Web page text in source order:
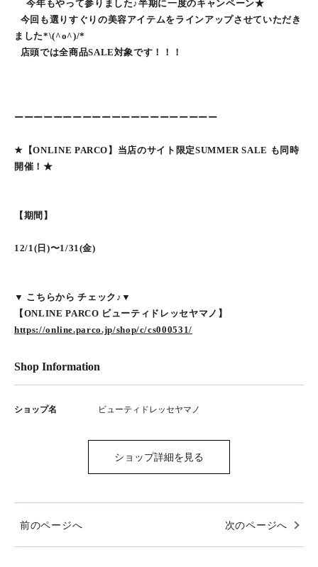
今年もやって参りました♪半期に一度のキャンペーン★
今回も選りすぐりの美容アイテムをラインアップさせていただき
ました*\(^o^)/*
店頭では全商品SALE対象です！！！
ーーーーーーーーーーーーーーーーーーーーー
★【ONLINE PARCO】当店のサイト限定SUMMER SALE も同時
開催！★
【期間】
12/1(日)〜1/31(金)
▼ こちらから チェック♪▼
【ONLINE PARCO ビューティドレッセヤマノ】
https://online.parco.jp/shop/c/cs000531/
Shop Information
ショップ名 ビューティドレッセヤマノ
ショップ詳細を見る
前のページへ 次のページへ